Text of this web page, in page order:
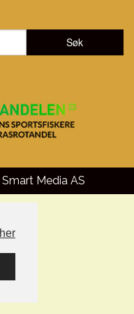
her
Smart Media AS